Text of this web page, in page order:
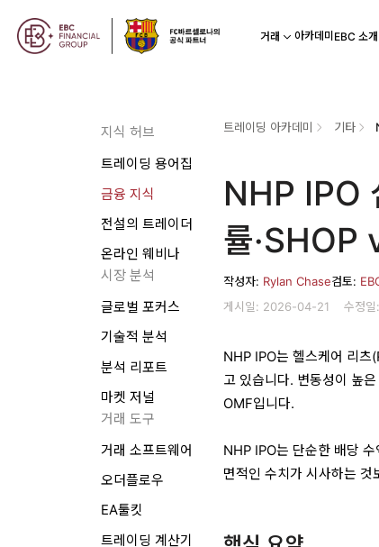
거래 아카데미 EBC 소개
지식 허브
트레이딩 용어집
금융 지식
전설의 트레이더
온라인 웨비나
시장 분석
글로벌 포커스
기술적 분석
분석 리포트
마켓 저널
거래 도구
거래 소프트웨어
오더플로우
EA툴킷
트레이딩 계산기
트레이딩 아카데미 기타
NHP IPO
률·SHOP
작성자: Rylan Chase검토:
게시일: 2026-04-21
수정
NHP IPO는 헬스케어 리츠
고 있습니다. 변동성이 높
OMF입니다.
NHP IPO는 단순한 배당
면적인 수치가 시사하는